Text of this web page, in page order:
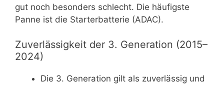
gut noch besonders schlecht. Die häufigste
Panne ist die Starterbatterie (ADAC).
Zuverlässigkeit der 3. Generation (2015–
2024)
Die 3. Generation gilt als zuverlässig und